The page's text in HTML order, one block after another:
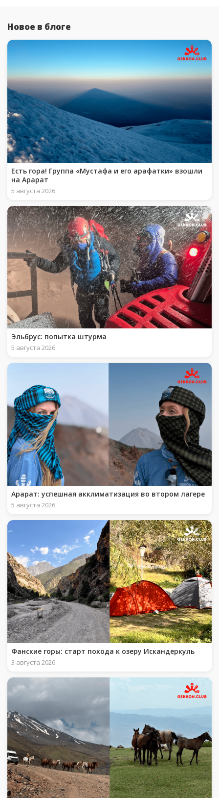
Новое в блоге
Есть гора! Группа «Мустафа и его арафатки» взошли
на Арарат
5 августа 2026
Эльбрус: попытка штурма
5 августа 2026
Арарат: успешная акклиматизация во втором лагере
5 августа 2026
Фанские горы: старт похода к озеру Искандеркуль
3 августа 2026